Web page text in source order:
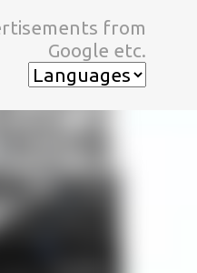
ンテンツに移動
from
Google etc.